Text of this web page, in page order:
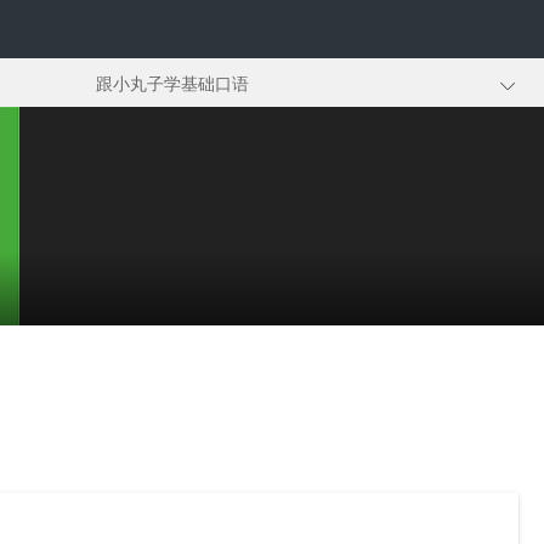
跟小丸子学基础口语